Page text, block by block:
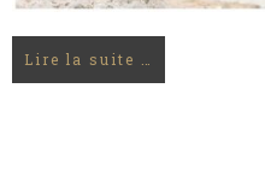
Lire la suite …